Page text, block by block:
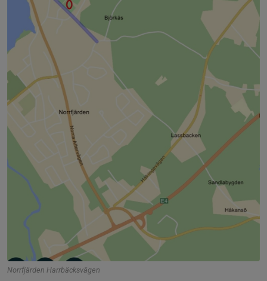
Norrfjärden Harrbäcksvägen